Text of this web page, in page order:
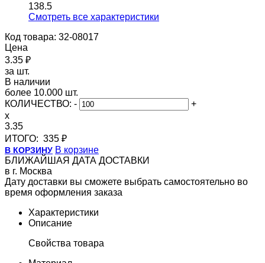
138.5
Cмотреть все характеристики
Код товара: 32-08017
Цена
3.35 ₽
за шт.
В наличии
более 10.000 шт.
КОЛИЧЕСТВО: -
+
x
3.35
ИТОГО: 335 ₽
В КОРЗИНУ В корзине
БЛИЖАЙШАЯ ДАТА ДОСТАВКИ
в г. Москва
Дату доставки вы сможете выбрать самостоятельно во
время оформления заказа
Характеристики
Описание
Свойства товара